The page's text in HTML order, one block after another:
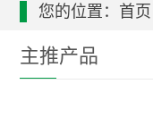
您的位置： 首页
主推产品